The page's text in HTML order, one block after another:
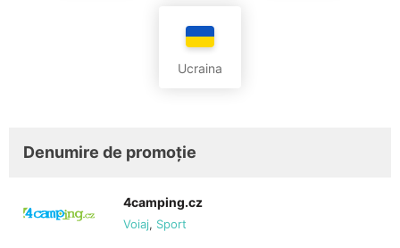
Ucraina
Denumire de promoție
4camping.cz
Voiaj, Sport